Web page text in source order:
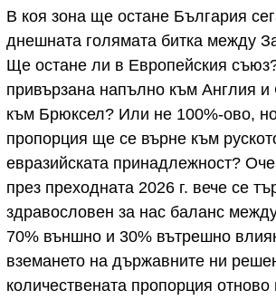
В коя зона ще остане България
днешната голямата битка между
Ще остане ли в Европейския
привързана напълно към Англия
към Брюксел? Или не 100%-ово,
пропорция ще се върне към
евразийската принадлежност?
през преходната 2026 г. вече се
здравословен за нас баланс
70% външно и 30% вътрешно
вземането на държавните ни
количествената пропорция